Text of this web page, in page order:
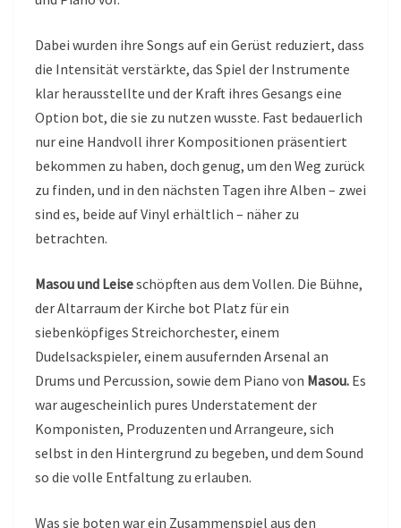
Dabei wurden ihre Songs auf ein Gerüst reduziert, dass
die Intensität verstärkte, das Spiel der Instrumente
klar herausstellte und der Kraft ihres Gesangs eine
Option bot, die sie zu nutzen wusste. Fast bedauerlich
nur eine Handvoll ihrer Kompositionen präsentiert
bekommen zu haben, doch genug, um den Weg zurück
zu finden, und in den nächsten Tagen ihre Alben – zwei
sind es, beide auf Vinyl erhältlich – näher zu
betrachten.
Masou und Leiseschöpften aus dem Vollen. Die Bühne,
der Altarraum der Kirche bot Platz für ein
siebenköpfiges Streichorchester, einem
Dudelsackspieler, einem ausufernden Arsenal an
Drums und Percussion, sowie dem Piano von Masou. Es
war augescheinlich pures Understatement der
Komponisten, Produzenten und Arrangeure, sich
selbst in den Hintergrund zu begeben, und dem Sound
so die volle Entfaltung zu erlauben.
Was sie boten war ein Zusammenspiel aus den